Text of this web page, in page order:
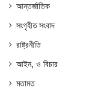
আন্তর্জাতিক
সংগৃহীত সংবাদ
রাষ্ট্রনীতি
আইন, ও বিচার
মতামত